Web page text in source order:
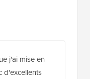
j'ai mise en
d'excellents